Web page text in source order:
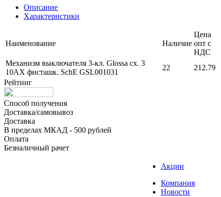
Описание
Характеристики
Наименование Наличие
Цена
опт с
НДС
Механизм выключателя 3-кл. Glossa сх. 3
10AX фисташк. SchE GSL001031
22
212.79
Рейтинг
Способ получения
Доставка/самовывоз
Доставка
В пределах МКАД - 500 рублей
Оплата
Безналичный рачет
Акции
Компания
Новости